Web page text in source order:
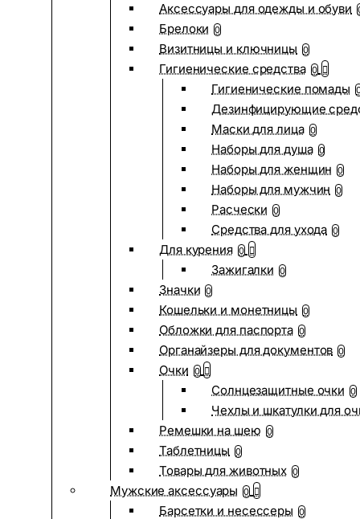
Аксессуары для одежды и обуви
Брелоки 0
Визитницы и ключницы 0
Гигиенические средства 0
Гигиенические помады
Дезинфицирующие
Маски для лица 0
Наборы для душа 0
Наборы для женщин 0
Наборы для мужчин 0
Расчески 0
Средства для ухода 0
Для курения 0
Зажигалки 0
Значки 0
Кошельки и монетницы 0
Обложки для паспорта 0
Органайзеры для документов 0
Очки 0
Солнцезащитные очки 0
Чехлы и шкатулки для
Ремешки на шею 0
Таблетницы 0
Товары для животных 0
Мужские аксессуары 0
Барсетки и несессеры 0